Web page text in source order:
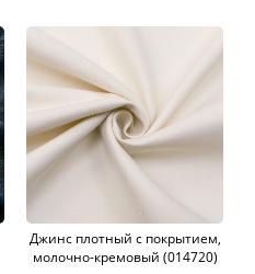
Джинс плотный с покрытием,
молочно-кремовый (014720)